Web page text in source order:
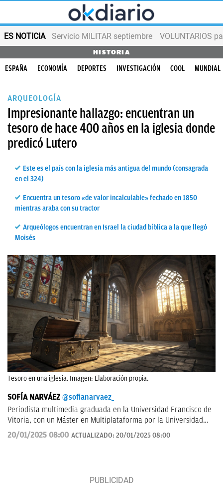
ES NOTICIA Servicio MILITAR septiembre VOLUNTARIOS
HISTORIA
ESPAÑA ECONOMÍA DEPORTES INVESTIGACIÓN COOL MUNDIAL
ARQUEOLOGÍA
Impresionante hallazgo: encuentran un
tesoro de hace 400 años en la iglesia donde
predicó Lutero
Este es el país con la iglesia más antigua del mundo (consagrada
en el 324)
Encuentra un tesoro «de valor incalculable» fechado en 1850
mientras araba con su tractor
Arqueólogos encuentran en Israel la ciudad bíblica a la que llegó
Moisés
Tesoro en una iglesia. Imagen: Elaboración propia.
SOFÍA NARVÁEZ @sofianarvaez_
Periodista multimedia graduada en la Universidad Francisco de
Vitoria, con un Máster en Multiplataforma por la Universidad
Loyola. Editora en Lisa News con experiencia en CNN y ABC.
20/01/2025 08:00 ACTUALIZADO: 20/01/2025 08:00